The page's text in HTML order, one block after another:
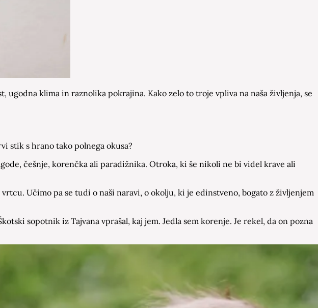
klima in raznolika pokrajina. Kako zelo to troje vpliva na naša življenja, se
stik s hrano tako polnega okusa?
češnje, korenčka ali paradižnika. Otroka, ki še nikoli ne bi videl krave ali
Učimo pa se tudi o naši naravi, o okolju, ki je edinstveno, bogato z življenjem
sopotnik iz Tajvana vprašal, kaj jem. Jedla sem korenje. Je rekel, da on pozna